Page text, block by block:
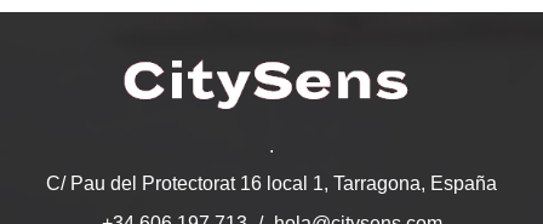
.
C/ Pau del Protectorat 16 local 1, Tarragona, España